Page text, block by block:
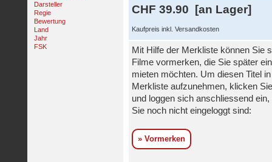
Darsteller
Regie
Bewertung
Land
Jahr
FSK
CHF 39.90 [an Lager]
Kaufpreis inkl. Versandkosten
Mit Hilfe der Merkliste können Sie
Filme vormerken, die Sie später
mieten möchten. Um diesen Titel
Merkliste aufzunehmen, klicken
und loggen sich anschliessend ein,
Sie noch nicht eingeloggt sind:
» Vormerken